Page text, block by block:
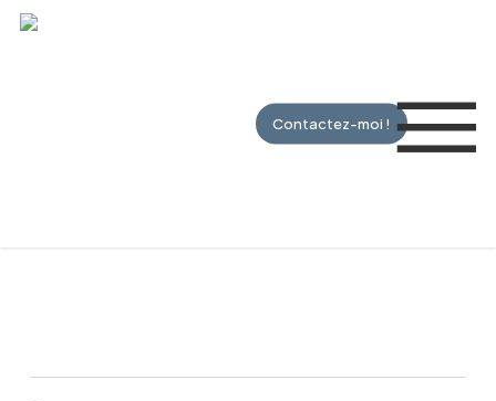
Skip
Contactez-moi !